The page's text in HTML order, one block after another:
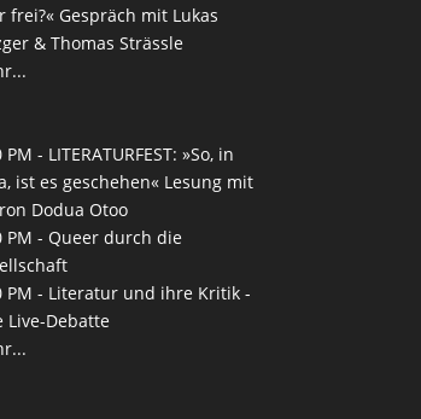
frei?« Gespräch mit Lukas
& Thomas Strässle
PM - LITERATURFEST: »So, in
ist es geschehen« Lesung mit
Dodua Otoo
PM -Queer durch die
PM - Literatur und ihre Kritik -
Live-Debatte